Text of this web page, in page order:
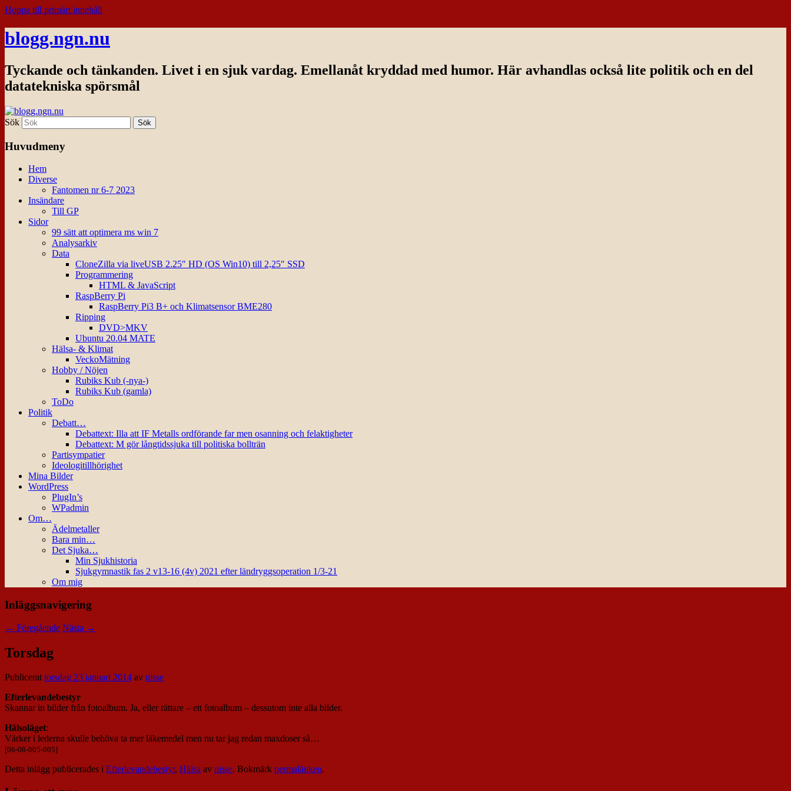
Hoppa till primärt innehåll
blogg.ngn.nu
Tyckande och tänkanden. Livet i en sjuk vardag. Emellanåt kryddad med humor. Här avhandlas också lite politik och en del
datatekniska spörsmål
Sök
Huvudmeny
Hem
Diverse
Fantomen nr 6-7 2023
Insändare
Till GP
Sidor
99 sätt att optimera ms win 7
Analysarkiv
Data
CloneZilla via liveUSB 2.25″ HD (OS Win10) till 2,25″ SSD
Programmering
HTML & JavaScript
RaspBerry Pi
RaspBerry Pi3 B+ och Klimatsensor BME280
Ripping
DVD>MKV
Ubuntu 20.04 MATE
Hälsa- & Klimat
VeckoMätning
Hobby / Nöjen
Rubiks Kub (-nya-)
Rubiks Kub (gamla)
ToDo
Politik
Debatt…
Debattext: Illa att IF Metalls ordförande far men osanning och felaktigheter
Debattext: M gör långtidssjuka till politiska bollträn
Partisympatier
Ideologitillhörighet
Mina Bilder
WordPress
PlugIn’s
WPadmin
Om…
Ädelmetaller
Bara min…
Det Sjuka…
Min Sjukhistoria
Sjukgymnastik fas 2 v13-16 (4v) 2021 efter ländryggsoperation 1/3-21
Om mig
Inläggsnavigering
← Föregående Nästa →
Torsdag
Publicerattorsdag 23 januari 2014 av nisse
Efterlevandebestyr
Skannar in bilder från fotoalbum. Ja, eller rättare – ett fotoalbum – dessutom inte alla bilder.
Hälsoläget:
Värker i lederna skulle behöva ta mer läkemedel men nu tar jag redan maxdoser så…
[06-08-005-005]
Detta inlägg publicerades i Efterlevandebestyr, Hälsa av nisse. Bokmärk permalänken.